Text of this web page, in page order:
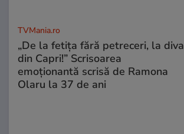
TVMania.ro
„De la fetița fără petreceri, la diva
din Capri!” Scrisoarea
emoționantă scrisă de Ramona
Olaru la 37 de ani